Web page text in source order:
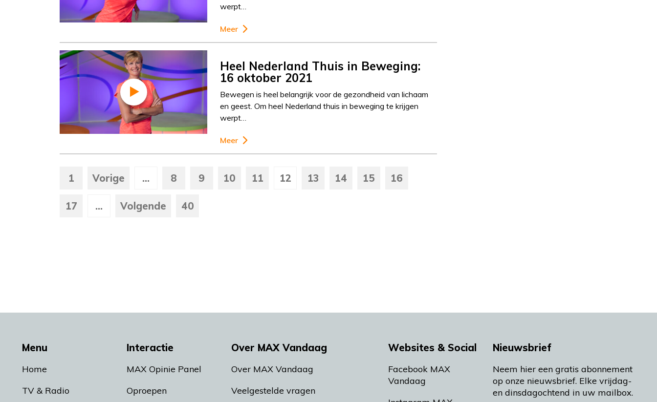
werpt…
Meer
Heel Nederland Thuis in Beweging:
16 oktober 2021
Bewegen is heel belangrijk voor de gezondheid van lichaam
en geest. Om heel Nederland thuis in beweging te krijgen
werpt…
Meer
1 Vorige ... 8 9 10 11 12 13 14 15 16
17 ... Volgende 40
Menu
Home
TV & Radio
Interactie
MAX Opinie Panel
Oproepen
Over MAX Vandaag
Over MAX Vandaag
Veelgestelde vragen
Websites & Social
Facebook MAX
Vandaag
Nieuwsbrief
Neem hier een gratis abonnement
op onze nieuwsbrief. Elke vrijdag-
en dinsdagochtend in uw mailbox.